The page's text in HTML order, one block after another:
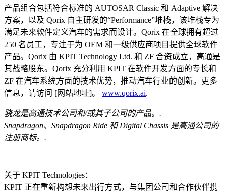
产品组合包括符合标准的 AUTOSAR Classic 和 Adaptive 解决
方案，以及 Qorix 自主研发的“Performance”堆栈，该堆栈专为
满足未来软件定义汽车的需求而设计。Qorix 在全球拥有超过
250 名员工，专注于为 OEM 和一级供应商项目提供全球软件
产品。Qorix 由 KPIT Technology Ltd. 和 ZF 合资成立，高通是
其战略股东。Qorix 充分利用 KPIT 在软件开发方面的专长和
ZF 在汽车系统方面的技术优势，推动汽车行业的创新。更多
信息，请访问 [网站地址]。 www.qorix.ai.
骁龙是高通技术公司和/或其子公司的产品。.
Snapdragon、Snapdragon Ride 和 Digital Chassis 是高通公司的
注册商标。.
关于 KPIT Technologies：
KPIT 正在重新构想未来出行方式，与集团公司和合作伙伴携